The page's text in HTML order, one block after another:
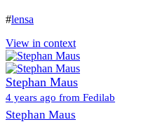
#lensa
View in context
Stephan Maus
4 years ago from Fedilab
Stephan Maus